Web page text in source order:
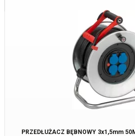
PRZEDŁUŻACZ BĘBNOWY 3x1,5mm